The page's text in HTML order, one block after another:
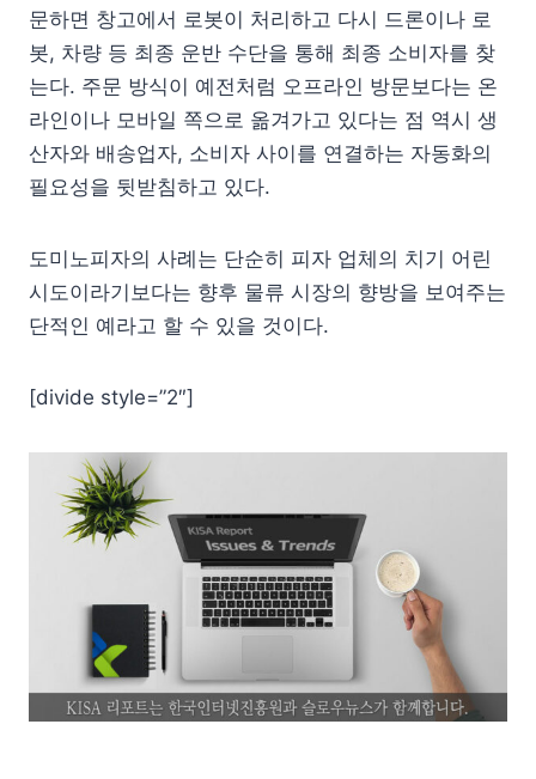
문하면 창고에서 로봇이 처리하고 다시 드론이나 로
봇, 차량 등 최종 운반 수단을 통해 최종 소비자를 찾
는다. 주문 방식이 예전처럼 오프라인 방문보다는 온
라인이나 모바일 쪽으로 옮겨가고 있다는 점 역시 생
산자와 배송업자, 소비자 사이를 연결하는 자동화의
필요성을 뒷받침하고 있다.
도미노피자의 사례는 단순히 피자 업체의 치기 어린
시도이라기보다는 향후 물류 시장의 향방을 보여주는
단적인 예라고 할 수 있을 것이다.
[divide style=”2″]